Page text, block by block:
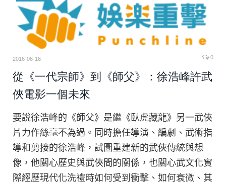
2016-06-16 0
從《一代宗師》到《師父》：徐浩峰許武
俠電影一個未來
要說徐浩峰的《師父》是繼《臥虎藏龍》另一武俠
片力作絲毫不為過。同時擔任導演、編劇、武術指
導和剪接的徐浩峰，試圖重建新的武俠傳統與想
像，他關心歷史與武俠間的關係，也關心武文化實
際經歷現代化洗禮時如何受到衝擊、如何衰微、其